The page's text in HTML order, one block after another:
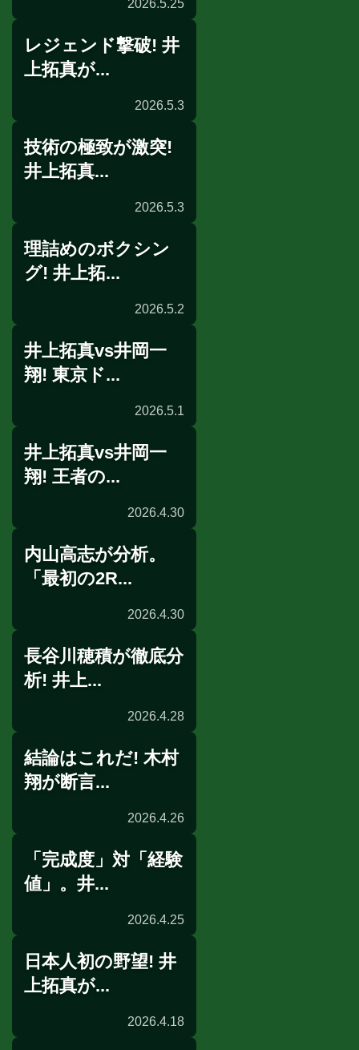
配信
2026.5.25
一夜明け会見
レジェンド撃破! 井
上拓真が...
2026.5.3
リングサイドの目
技術の極致が激突!
井上拓真...
2026.5.3
試合後談話
理詰めのボクシン
グ! 井上拓...
2026.5.2
前日計量
井上拓真vs井岡一
翔! 東京ド...
2026.5.1
記者会見
井上拓真vs井岡一
翔! 王者の...
2026.4.30
展開予想
内山高志が分析。
「最初の2R...
2026.4.30
展開予想
長谷川穂積が徹底分
析! 井上...
2026.4.28
展開予想
結論はこれだ! 木村
翔が断言...
2026.4.26
展開予想
「完成度」対「経験
値」。井...
2026.4.25
日本人初の野望! 井
上拓真が...
2026.4.18